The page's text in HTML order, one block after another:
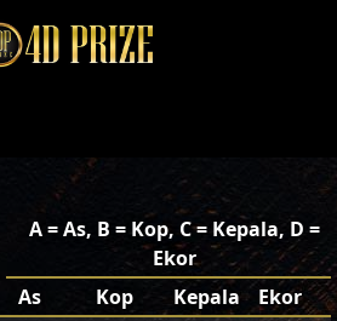
A = As, B = Kop, C = Kepala, D =
Ekor
As
Kop Kepala
Ekor